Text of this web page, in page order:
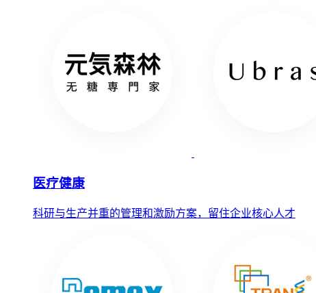
医疗健康
科研与生产并重的管理和激励方案，留住企业核心人才